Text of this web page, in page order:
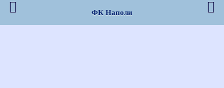
ФК Наполи